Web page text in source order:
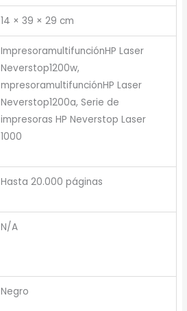
14 × 39 × 29 cm
ImpresoramultifunciónHP Laser
Neverstop1200w,
mpresoramultifunciónHP Laser
Neverstop1200a, Serie de
impresoras HP Neverstop Laser
1000
Hasta 20.000 páginas
N/A
Negro